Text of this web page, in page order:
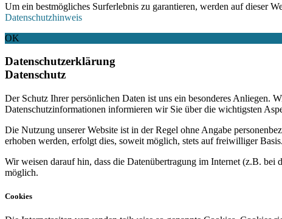
Um ein bestmögliches Surferlebnis zu garantieren, werden auf dieser
Datenschutzhinweis
OK
Datenschutzerklärung
Datenschutz
Der Schutz Ihrer persönlichen Daten ist uns ein besonderes Anliegen.
Datenschutzinformationen informieren wir Sie über die wichtigsten
Die Nutzung unserer Website ist in der Regel ohne Angabe
erhoben werden, erfolgt dies, soweit möglich, stets auf freiwilliger
Wir weisen darauf hin, dass die Datenübertragung im Internet (z.B.
möglich.
Cookies